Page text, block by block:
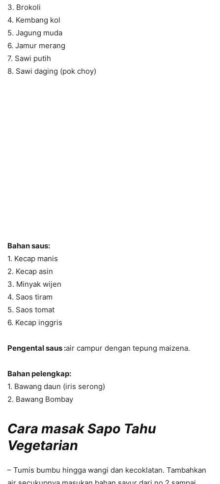
3. Brokoli
4. Kembang kol
5. Jagung muda
6. Jamur merang
7. Sawi putih
8. Sawi daging (pok choy)
Bahan saus:
1. Kecap manis
2. Kecap asin
3. Minyak wijen
4. Saos tiram
5. Saos tomat
6. Kecap inggris
Pengental saus :air campur dengan tepung maizena.
Bahan pelengkap:
1. Bawang daun (iris serong)
2. Bawang Bombay
Cara masakSapo Tahu
Vegetarian
– Tumis bumbu hingga wangi dan kecoklatan. Tambahkan